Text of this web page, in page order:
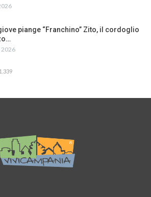
piange “Franchino” Zito, il cordoglio
2026